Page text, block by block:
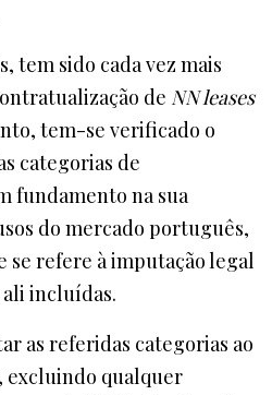
tem sido cada vez mais
de NN leases
tem-se verificado o
categorias de
fundamento na sua
do mercado português,
se refere à imputação legal
incluídas.
as referidas categorias ao
excluindo qualquer